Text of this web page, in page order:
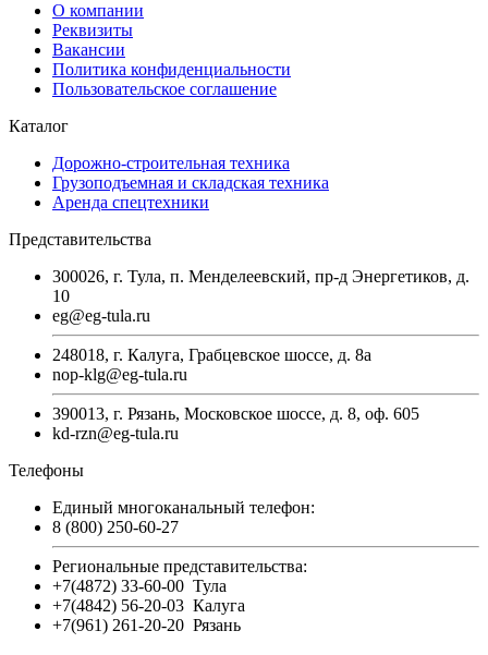
О компании
Реквизиты
Вакансии
Политика конфиденциальности
Пользовательское соглашение
Каталог
Дорожно-строительная техника
Грузоподъемная и складская техника
Аренда спецтехники
Представительства
300026, г. Тула, п. Менделеевский, пр-д Энергетиков, д.
10
eg@eg-tula.ru
248018, г. Калуга, Грабцевское шоссе, д. 8а
nop-klg@eg-tula.ru
390013, г. Рязань, Московское шоссе, д. 8, оф. 605
kd-rzn@eg-tula.ru
Телефоны
Единый многоканальный телефон:
8 (800) 250-60-27
Региональные представительства:
+7(4872) 33-60-00 Тула
+7(4842) 56-20-03 Калуга
+7(961) 261-20-20 Рязань